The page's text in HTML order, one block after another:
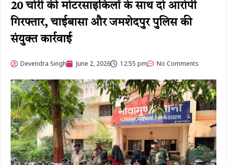
20 चोरी की मोटरसाइकिलों के साथ दो आरोपी
गिरफ्तार, चाईबासा और जमशेदपुर पुलिस की
संयुक्त कार्रवाई
Devendra Singh June 2, 2026 12:55 pm No Comments